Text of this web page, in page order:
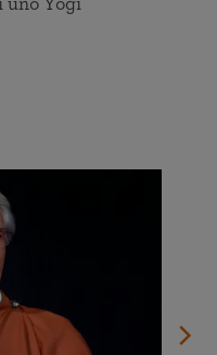
uno Yogi